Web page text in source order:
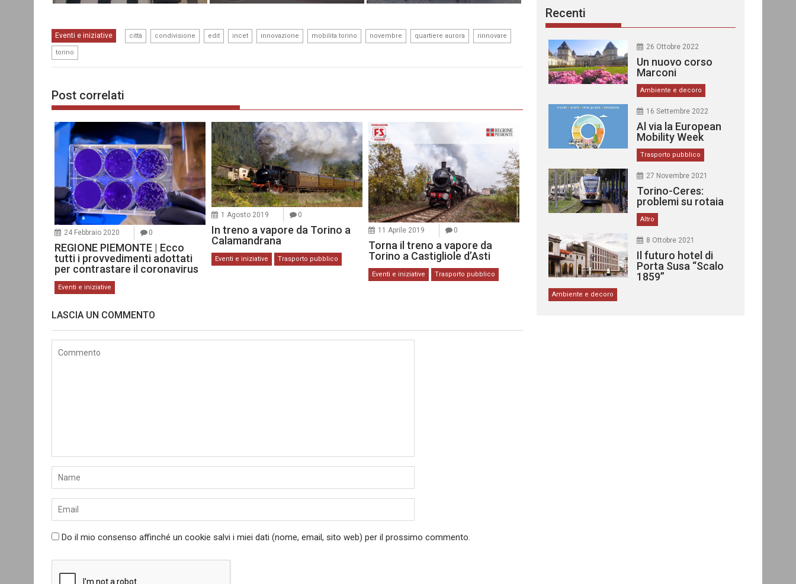
Eventi e iniziative città condivisione edit incet innovazione mobilita torino novembre quartiere aurora rinnovare
torino
Post correlati
24 Febbraio 2020 0
REGIONE PIEMONTE | Ecco
tutti i provvedimenti adottati
per contrastare il coronavirus
Eventi e iniziative
1 Agosto 2019 0
In treno a vapore da Torino a
Calamandrana
Eventi e iniziative Trasporto pubblico
11 Aprile 2019 0
Torna il treno a vapore da
Torino a Castigliole d’Asti
Eventi e iniziative Trasporto pubblico
LASCIA UN COMMENTO
Do il mio consenso affinché un cookie salvi i miei dati (nome, email, sito web) per il prossimo commento.
Recenti
26 Ottobre 2022
Un nuovo corso
Marconi
Ambiente e decoro
16 Settembre 2022
Al via la European
Mobility Week
Trasporto pubblico
27 Novembre 2021
Torino-Ceres:
problemi su rotaia
Altro
8 Ottobre 2021
Il futuro hotel di
Porta Susa “Scalo
1859”
Ambiente e decoro